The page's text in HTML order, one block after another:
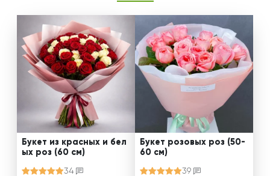
Букет из красных и бел
ых роз (60 см)
34
Букет розовых роз (50-
60 см)
39